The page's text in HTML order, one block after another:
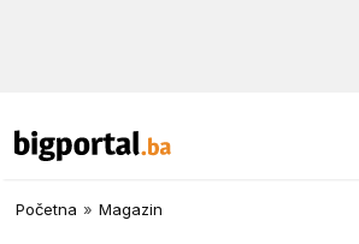
Početna » Magazin